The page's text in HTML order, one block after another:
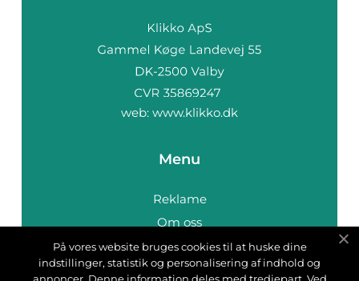
web: www.klikko.dk
Menu
Reklame
Om oss
Cookies
Kontakt Oss
På vores website bruges cookies til at huske dine
indstillinger, statistik og personalisering af indhold og